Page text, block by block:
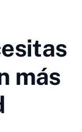
más